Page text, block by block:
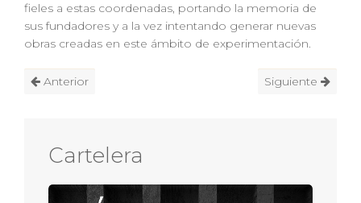
fieles a estas coordenadas, portando la memoria de
sus fundadores y a la vez intentando generar nuevas
obras creadas en este ámbito de experimentación.
Anterior Siguiente
Cartelera